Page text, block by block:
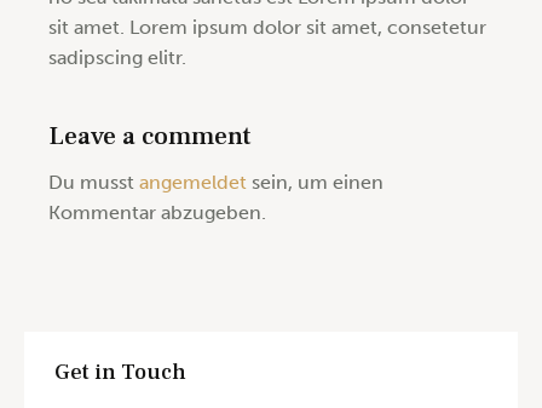
sit amet. Lorem ipsum dolor sit amet, consetetur
sadipscing elitr.
Leave a comment
Du musst angemeldet sein, um einen
Kommentar abzugeben.
Get in Touch